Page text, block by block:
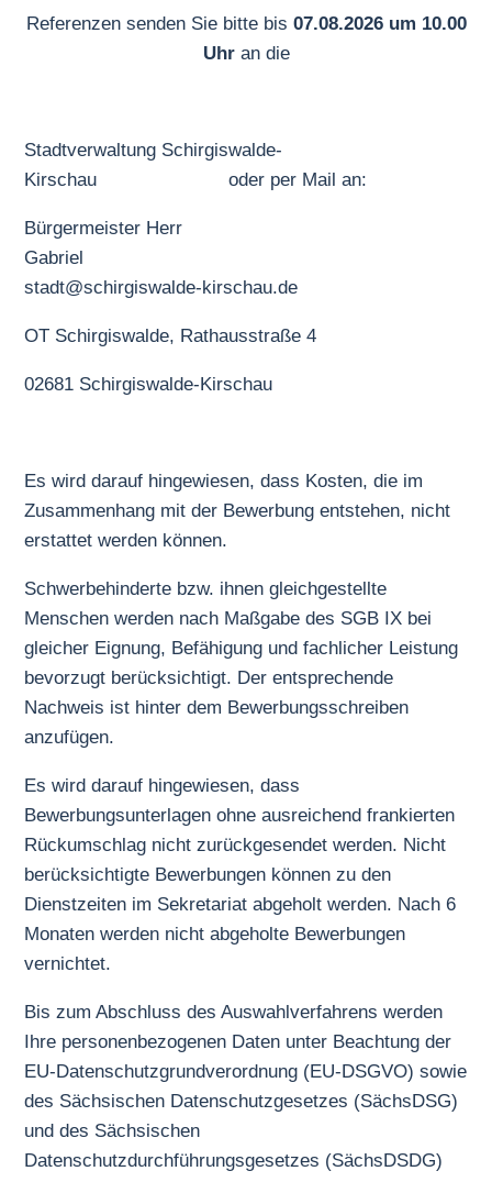
Referenzen senden Sie bitte bis 07.08.2026 um 10.00
Uhr an die
Stadtverwaltung Schirgiswalde-
Kirschau oder per Mail an:
Bürgermeister Herr
Gabriel
stadt@schirgiswalde-kirschau.de
OT Schirgiswalde, Rathausstraße 4
02681 Schirgiswalde-Kirschau
Es wird darauf hingewiesen, dass Kosten, die im
Zusammenhang mit der Bewerbung entstehen, nicht
erstattet werden können.
Schwerbehinderte bzw. ihnen gleichgestellte
Menschen werden nach Maßgabe des SGB IX bei
gleicher Eignung, Befähigung und fachlicher Leistung
bevorzugt berücksichtigt. Der entsprechende
Nachweis ist hinter dem Bewerbungsschreiben
anzufügen.
Es wird darauf hingewiesen, dass
Bewerbungsunterlagen ohne ausreichend frankierten
Rückumschlag nicht zurückgesendet werden. Nicht
berücksichtigte Bewerbungen können zu den
Dienstzeiten im Sekretariat abgeholt werden. Nach 6
Monaten werden nicht abgeholte Bewerbungen
vernichtet.
Bis zum Abschluss des Auswahlverfahrens werden
Ihre personenbezogenen Daten unter Beachtung der
EU-Datenschutzgrundverordnung (EU-DSGVO) sowie
des Sächsischen Datenschutzgesetzes (SächsDSG)
und des Sächsischen
Datenschutzdurchführungsgesetzes (SächsDSDG)